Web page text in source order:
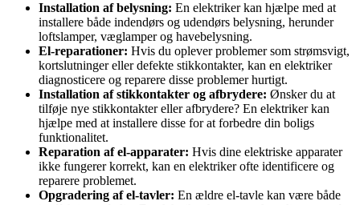
Installation af belysning: En elektriker kan hjælpe med at
installere både indendørs og udendørs belysning, herunder
loftslamper, væglamper og havebelysning.
El-reparationer: Hvis du oplever problemer som strømsvigt,
kortslutninger eller defekte stikkontakter, kan en elektriker
diagnosticere og reparere disse problemer hurtigt.
Installation af stikkontakter og afbrydere: Ønsker du at
tilføje nye stikkontakter eller afbrydere? En elektriker kan
hjælpe med at installere disse for at forbedre din boligs
funktionalitet.
Reparation af el-apparater: Hvis dine elektriske apparater
ikke fungerer korrekt, kan en elektriker ofte identificere og
reparere problemet.
Opgradering af el-tavler: En ældre el-tavle kan være både